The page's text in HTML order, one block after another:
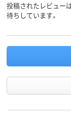
投稿されたレビュー
待ちしています。